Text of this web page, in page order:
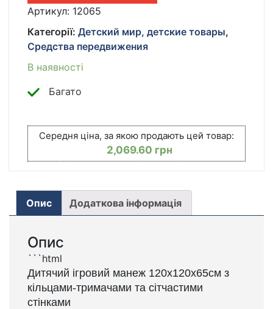
КОЛЬЦАМИ-
И
СЕТЧАТЫМИ
СТЕНКАМИ
КІЛЬКІСТЬ
Артикул: 12065
Категорії: Детский мир, детские товары,
Средства передвижения
В наявності
Багато
Середня ціна, за якою продають цей товар:
2,069.60 грн
Опис Додаткова інформація
Опис
```html
Дитячий ігровий манеж 120х120х65см з
кільцами-тримачами та сітчастими
стінками